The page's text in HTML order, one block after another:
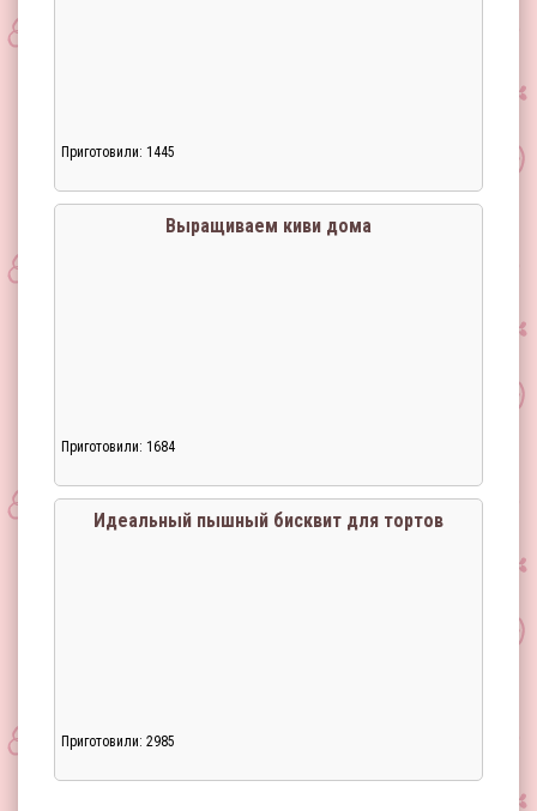
Приготовили: 1445
Выращиваем киви дома
Приготовили: 1684
Идеальный пышный бисквит для тортов
Приготовили: 2985